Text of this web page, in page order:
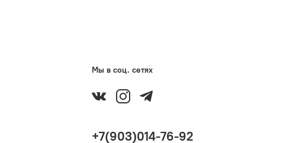
Мы в соц. сетях
+7(903)014-76-92